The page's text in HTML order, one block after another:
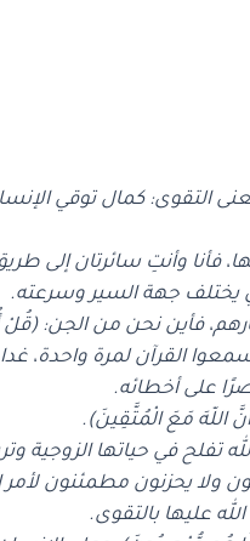
التقوى: كمال توقي
وأنتِ سائرتان إلى طريق
يختلف جهة السير وسرعته.
فأين نحن من الجن:
القرآن لمرة واحدة،
على أخطائه.
اللّهَ مَعَ الْمُتَّقِينَ).
تفلح في حياتها الزوجية
ولا يحزنون مطمئنون لأمر
عليها بالتقوى.